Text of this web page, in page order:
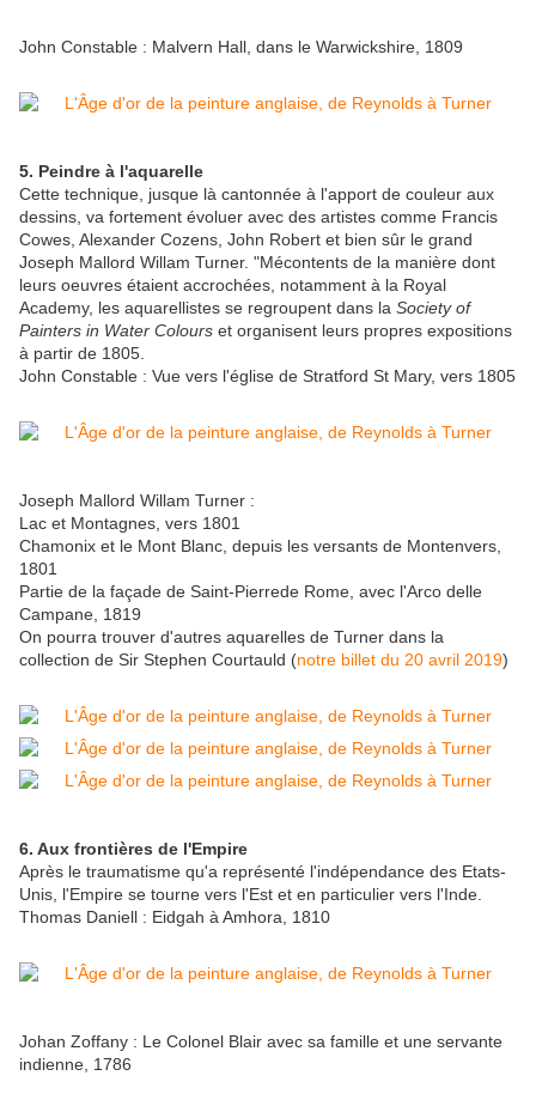
John Constable : Malvern Hall, dans le Warwickshire, 1809
5. Peindre à l'aquarelle
Cette technique, jusque là cantonnée à l'apport de couleur aux
dessins, va fortement évoluer avec des artistes comme Francis
Cowes, Alexander Cozens, John Robert et bien sûr le grand
Joseph Mallord Willam Turner. "Mécontents de la manière dont
leurs oeuvres étaient accrochées, notamment à la Royal
Academy, les aquarellistes se regroupent dans la Society of
Painters in Water Colours et organisent leurs propres expositions
à partir de 1805.
John Constable : Vue vers l'église de Stratford St Mary, vers 1805
Joseph Mallord Willam Turner :
Lac et Montagnes, vers 1801
Chamonix et le Mont Blanc, depuis les versants de Montenvers,
1801
Partie de la façade de Saint-Pierrede Rome, avec l'Arco delle
Campane, 1819
On pourra trouver d'autres aquarelles de Turner dans la
collection de Sir Stephen Courtauld (notre billet du 20 avril 2019)
6. Aux frontières de l'Empire
Après le traumatisme qu'a représenté l'indépendance des Etats-
Unis, l'Empire se tourne vers l'Est et en particulier vers l'Inde.
Thomas Daniell : Eidgah à Amhora, 1810
Johan Zoffany : Le Colonel Blair avec sa famille et une servante
indienne, 1786